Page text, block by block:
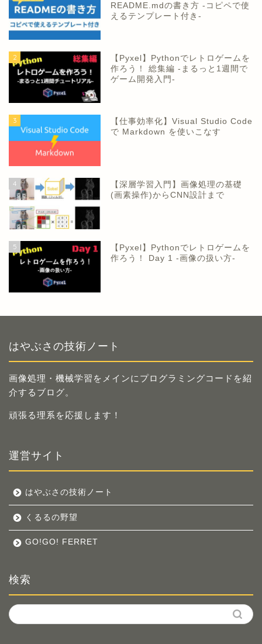
README.mdの書き方 -コピペで使
えるテンプレート付き-
2
【Pyxel】Pythonでレトロゲームを
作ろう！ 総集編 -まるっと1週間で
ゲーム開発入門-
3
【仕事効率化】Visual Studio Code
で Markdown を使いこなす
4
【深層学習入門】画像処理の基礎
(画素操作)からCNN設計まで
5
【Pyxel】Pythonでレトロゲームを
作ろう！ Day 1 -画像の扱い方-
はやぶさの技術ノート
画像処理・機械学習をメインにプログラミングコードを紹
介するブログ。
頑張る理系を応援します！
運営サイト
はやぶさの技術ノート
くるるの野望
GO!GO! FERRET
検索